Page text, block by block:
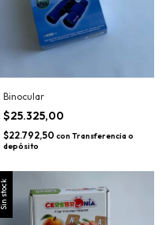
Binocular
$25.325,00
$22.792,50 con Transferencia o
depósito
Sin stock